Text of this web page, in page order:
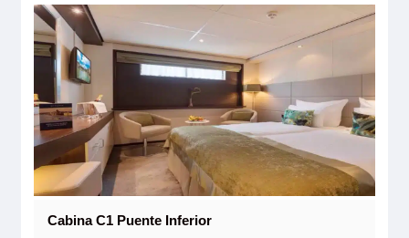
Cabina C1 Puente Inferior